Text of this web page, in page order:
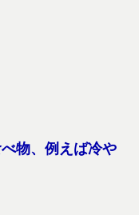
物、例えば冷や